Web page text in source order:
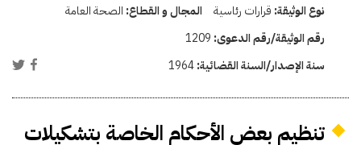
نوع الوثيقة: قرارات رئاسية المجال و القطاع: الصحة العامة
رقم الوثيقة/رقم الدعوى: 1209
سنة الإصدار/السنة القضائية:1964
تنظيم بعض الأحكام الخاصة بتشكيلات